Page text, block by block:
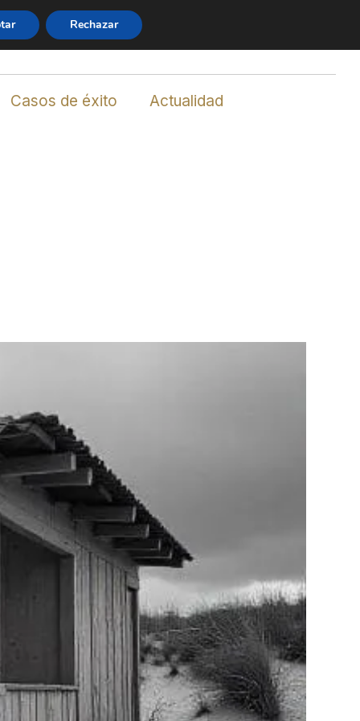
info@abogadosbancarios.es
Casos de éxito Actualidad
Rechazar